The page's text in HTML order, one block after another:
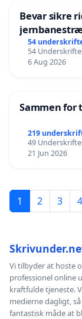
Bevar sikre
54
54
6 Aug 2026
Sammen
219
49
21 Jun 2026
1 2 3 4
Vi tilbyder at hoste
professionel online
kraftfulde tjeneste.
medierne dagligt,
fantastisk måde at